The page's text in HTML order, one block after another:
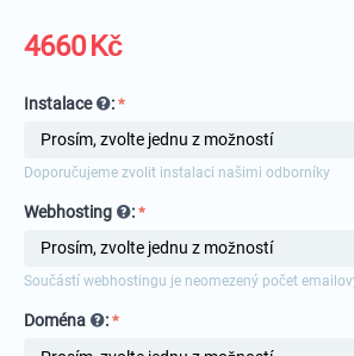
4660Kč
Instalace :
Doporučujeme zvolit instalaci našimi odborníky
Webhosting :
Součástí webhostingu je neomezený počet
Doména :